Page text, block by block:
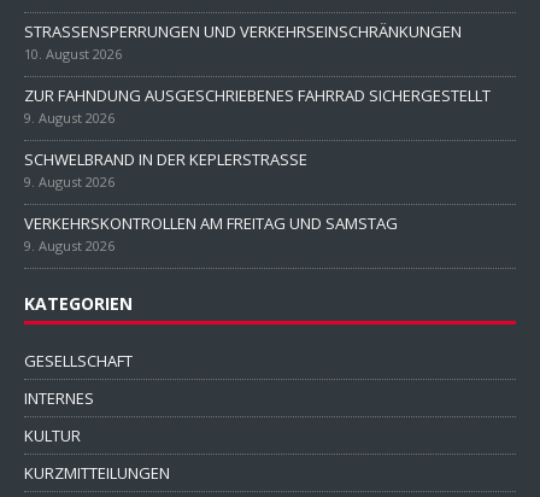
STRASSENSPERRUNGEN UND VERKEHRSEINSCHRÄNKUNGEN
10. August 2026
ZUR FAHNDUNG AUSGESCHRIEBENES FAHRRAD SICHERGESTELLT
9. August 2026
SCHWELBRAND IN DER KEPLERSTRASSE
9. August 2026
VERKEHRSKONTROLLEN AM FREITAG UND SAMSTAG
9. August 2026
KATEGORIEN
GESELLSCHAFT
INTERNES
KULTUR
KURZMITTEILUNGEN